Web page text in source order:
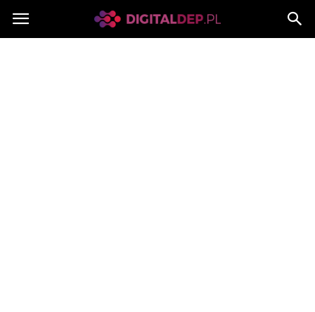
Digitaldep.pl